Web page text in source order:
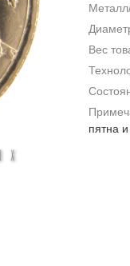
Вес
пятна